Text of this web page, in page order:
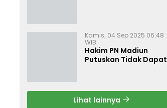
Kamis, 04 Sep 2025 06:48
WIB
Hakim PN Madiun
Putuskan Tidak Dapat
Lihat lainnya